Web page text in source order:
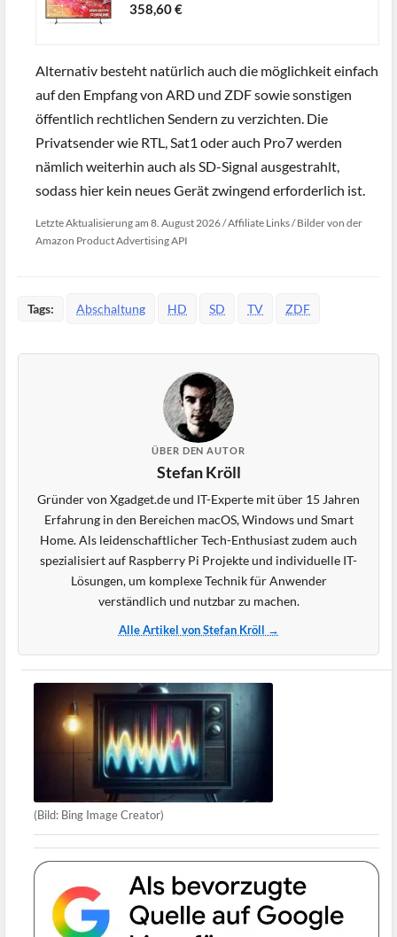
358,60 €
Alternativ besteht natürlich auch die möglichkeit einfach
auf den Empfang von ARD und ZDF sowie sonstigen
öffentlich rechtlichen Sendern zu verzichten. Die
Privatsender wie RTL, Sat1 oder auch Pro7 werden
nämlich weiterhin auch als SD-Signal ausgestrahlt,
sodass hier kein neues Gerät zwingend erforderlich ist.
Letzte Aktualisierung am 8. August 2026 / Affiliate Links / Bilder von der
Amazon Product Advertising API
Tags: Abschaltung HD SD TV ZDF
ÜBER DEN AUTOR
Stefan Kröll
Gründer von Xgadget.de und IT-Experte mit über 15 Jahren
Erfahrung in den Bereichen macOS, Windows und Smart
Home. Als leidenschaftlicher Tech-Enthusiast zudem auch
spezialisiert auf Raspberry Pi Projekte und individuelle IT-
Lösungen, um komplexe Technik für Anwender
verständlich und nutzbar zu machen.
Alle Artikel von Stefan Kröll →
(Bild: Bing Image Creator)